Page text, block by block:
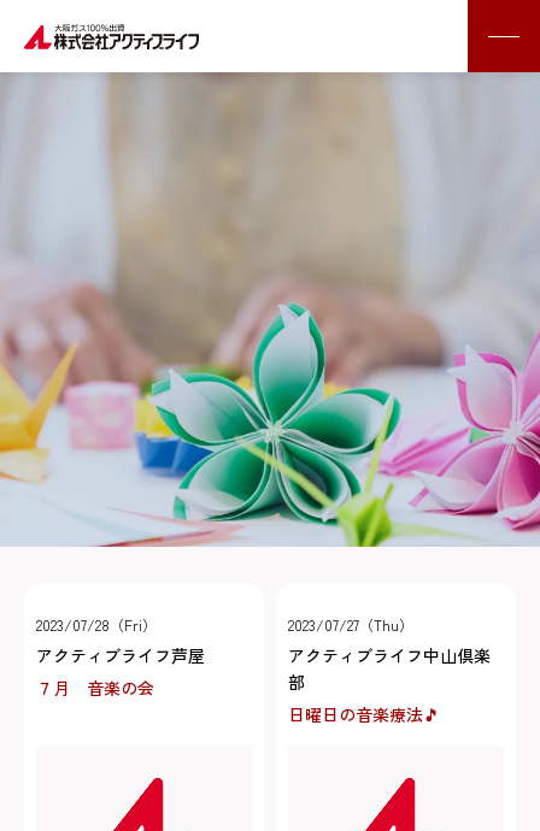
2023/07/28（Fri）
アクティブライフ芦屋
７月 音楽の会
2023/07/27（Thu）
アクティブライフ中山倶楽
部
日曜日の音楽療法🎵